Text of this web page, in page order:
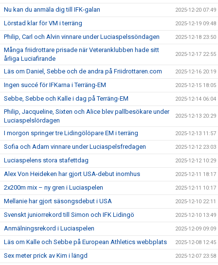
Nu kan du anmäla dig till IFK-galan 2025-12-20 07:49
Lörstad klar för VM i terräng 2025-12-19 09:48
Philip, Carl och Alvin vinnare under Luciaspelssöndagen 2025-12-18 23:50
Många friidrottare prisade när Veteranklubben hade sitt
årliga Luciafirande
2025-12-17 22:55
Läs om Daniel, Sebbe och de andra på Friidrottaren.com 2025-12-16 20:19
Ingen succé för IFKarna i Terräng-EM 2025-12-15 18:05
Sebbe, Sebbe och Kalle i dag på Terräng-EM 2025-12-14 06:04
Philip, Jacqueline, Sixten och Alice blev pallbesökare under
Luciaspelslördagen
2025-12-13 20:29
I morgon springer tre Lidingölöpare EM i terräng 2025-12-13 11:57
Sofia och Adam vinnare under Luciaspelsfredagen 2025-12-12 23:03
Luciaspelens stora stafettdag 2025-12-12 10:29
Alex Von Heideken har gjort USA-debut inomhus 2025-12-11 18:17
2x200m mix – ny gren i Luciaspelen 2025-12-11 10:17
Mellanie har gjort säsongsdebut i USA 2025-12-10 22:11
Svenskt juniorrekord till Simon och IFK Lidingö 2025-12-10 13:49
Anmälningsrekord i Luciaspelen 2025-12-09 09:09
Läs om Kalle och Sebbe på European Athletics webbplats 2025-12-08 12:45
Sex meter prick av Kim i längd 2025-12-07 23:58